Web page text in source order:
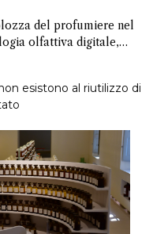
del profumiere nel
olfattiva digitale,
le molecole
scarta.
stesso risultato: un
esistono al riutilizzo di